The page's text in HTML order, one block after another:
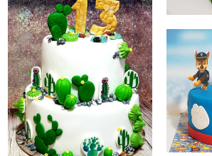
עוגת קומות מבצק סוכר לבר
התקשר/י